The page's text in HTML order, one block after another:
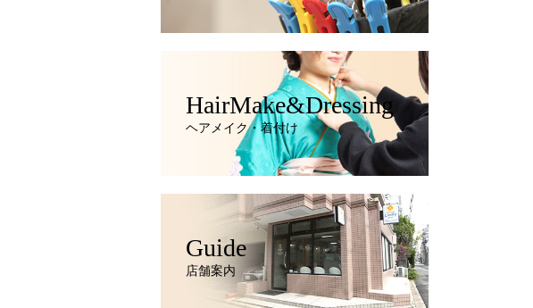
HairMake&Dressing
ヘアメイク・着付け
Guide
店舗案内